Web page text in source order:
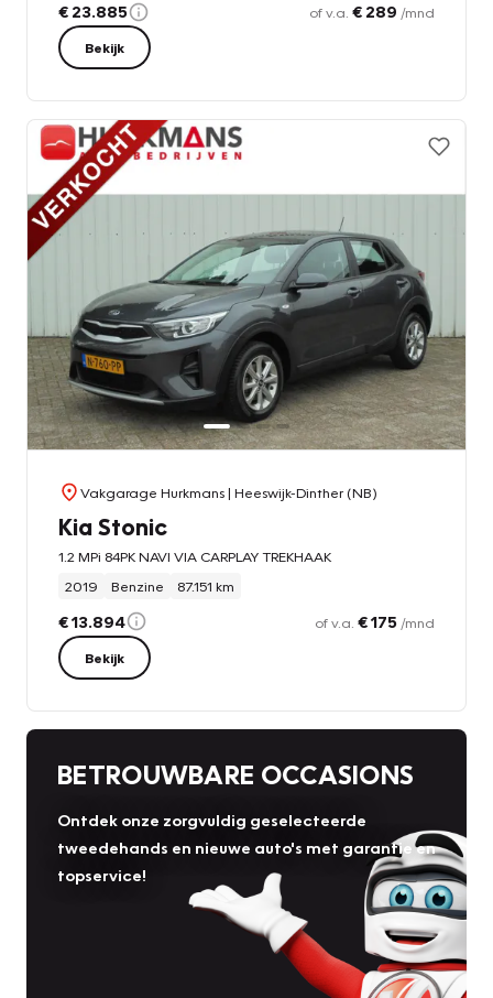
€ 23.885 of v.a. € 289 /mnd
Bekijk
Vakgarage Hurkmans| Heeswijk-Dinther (NB)
Kia Stonic
1.2 MPi 84PK NAVI VIA CARPLAY TREKHAAK
2019
Benzine 87.151 km
€ 13.894 of v.a. € 175 /mnd
Bekijk
BETROUWBARE OCCASIONS
Ontdek onze zorgvuldig geselecteerde
tweedehands en nieuwe auto's met garantie en
topservice!